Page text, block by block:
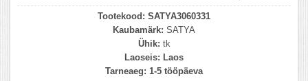
Tootekood: SATYA3060331
Kaubamärk: SATYA
Ühik: tk
Laoseis: Laos
Tarneaeg: 1-5 tööpäeva